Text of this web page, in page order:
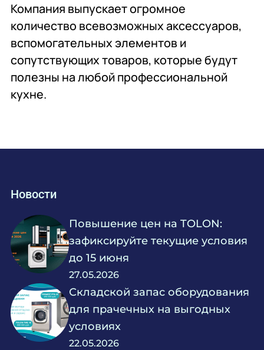
Компания выпускает огромное
количество всевозможных аксессуаров,
вспомогательных элементов и
сопутствующих товаров, которые будут
полезны на любой профессиональной
кухне.
Новости
Повышение цен на TOLON:
зафиксируйте текущие условия
до 15 июня
27.05.2026
Складской запас оборудования
для прачечных на выгодных
условиях
22.05.2026